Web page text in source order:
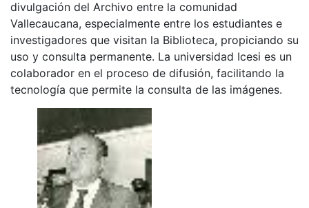
divulgación del Archivo entre la comunidad
Vallecaucana, especialmente entre los estudiantes e
investigadores que visitan la Biblioteca, propiciando su
uso y consulta permanente. La universidad Icesi es un
colaborador en el proceso de difusión, facilitando la
tecnología que permite la consulta de las imágenes.